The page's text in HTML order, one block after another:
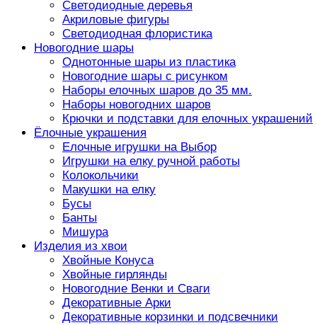
Светодиодные деревья
Акриловые фигуры
Светодиодная флористика
Новогодние шары
Однотонные шары из пластика
Новогодние шары с рисунком
Наборы елочных шаров до 35 мм.
Наборы новогодних шаров
Крючки и подставки для елочных украшений
Ёлочные украшения
Елочные игрушки на Выбор
Игрушки на елку ручной работы
Колокольчики
Макушки на елку
Бусы
Банты
Мишура
Изделия из хвои
Хвойные Конуса
Хвойные гирлянды
Новогодние Венки и Сваги
Декоративные Арки
Декоративные корзинки и подсвечники